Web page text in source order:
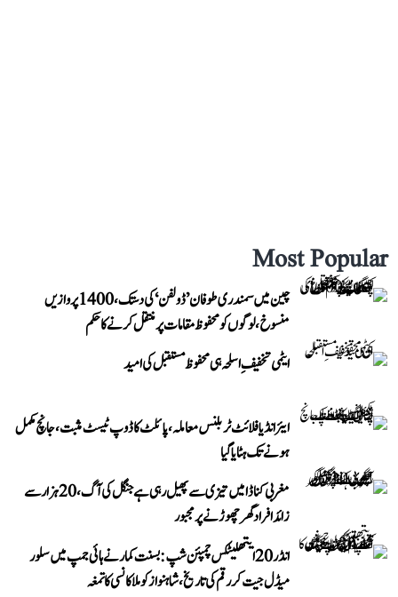
Most Popular
چین میں سمندری طوفان ’ڈولفن‘ کی دستک، 1400 پروازیں
منسوخ، لوگوں کو محفوظ مقامات پر منتقل کرنے کا حکم
ایٹمی تخفیفِ اسلحہ ہی محفوظ مستقبل کی امید
ایئر انڈیا فلائٹ ٹربلنس معاملہ، پائلٹ کا ڈوپ ٹیسٹ مثبت، جانچ مکمل
ہونے تک ہٹایا گیا
مغربی کناڈا میں تیزی سے پھیل رہی ہے جنگل کی آگ، 20 ہزار سے
زائد افراد گھر چھوڑنے پر مجبور
انڈر 20 ایتھلیٹکس چمپئن شپ: بسنت کمار نے ہائی جمپ میں سلور
میڈل جیت کر رقم کی تاریخ، شاہنواز کو ملا کانسی کا تمغہ